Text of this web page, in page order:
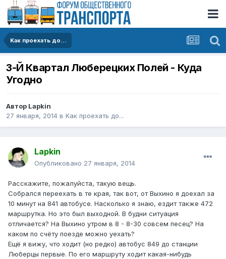
Kак проехать до...
3-Й Квартал Люберецких Полей - Куда
Угодно
Автор Lapkin
27 января, 2014 в Kак проехать до...
Lapkin
Опубликовано 27 января, 2014
Расскажите, пожалуйста, такую вещь.
Собрался переехать в те края, так вот, от Выхино я доехал за
10 минут на 841 автобусе. Насколько я знаю, ездит также 472
маршрутка. Но это был выходной. В будни ситуация
отличается? На Выхино утром в 8 - 8-30 совсем песец? На
каком по счёту поезде можно уехать?
Ещё я вижу, что ходит (но редко) автобус 849 до станции
Люберцы первые. По его маршруту ходит какая-нибудь